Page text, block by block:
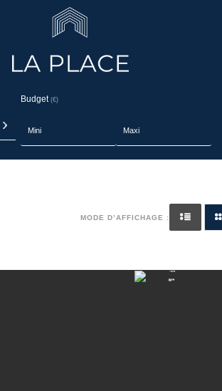
Budget (€)
MODE D’AFFICHAGE :